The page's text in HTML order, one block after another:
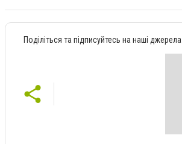
Поділіться та підписуйтесь на наші джерела